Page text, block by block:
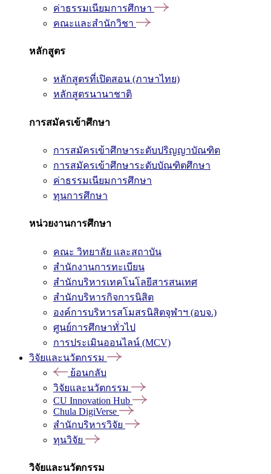
ค่าธรรมเนียมการศึกษา
คณะและสำนักวิชา
หลักสูตร
หลักสูตรที่เปิดสอน (ภาษาไทย)
หลักสูตรนานาชาติ
การสมัครเข้าศึกษา
การสมัครเข้าศึกษาระดับปริญญาบัณฑิต
การสมัครเข้าศึกษาระดับบัณฑิตศึกษา
ค่าธรรมเนียมการศึกษา
ทุนการศึกษา
หน่วยงานการศึกษา
คณะ วิทยาลัย และสถาบัน
สำนักงานการทะเบียน
สำนักบริหารเทคโนโลยีสารสนเทศ
สำนักบริหารกิจการนิสิต
องค์การบริหารสโมสรนิสิตจุฬาฯ (อบจ.)
ศูนย์การศึกษาทั่วไป
การประเมินออนไลน์ (MCV)
วิจัยและนวัตกรรม
ย้อนกลับ
วิจัยและนวัตกรรม
CU Innovation Hub
Chula DigiVerse
สำนักบริหารวิจัย
ทุนวิจัย
วิจัยและนวัตกรรม